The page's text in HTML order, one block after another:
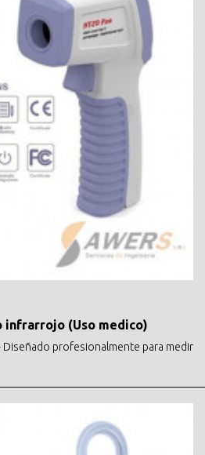
infrarrojo (Uso medico)
Diseñado profesionalmente para medir